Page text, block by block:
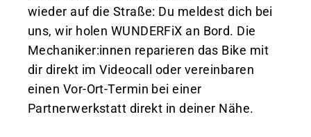
wieder auf die Straße: Du meldest dich bei
uns, wir holen WUNDERFiX an Bord. Die
Mechaniker:innen reparieren das Bike mit
dir direkt im Videocall oder vereinbaren
einen Vor-Ort-Termin bei einer
Partnerwerkstatt direkt in deiner Nähe.